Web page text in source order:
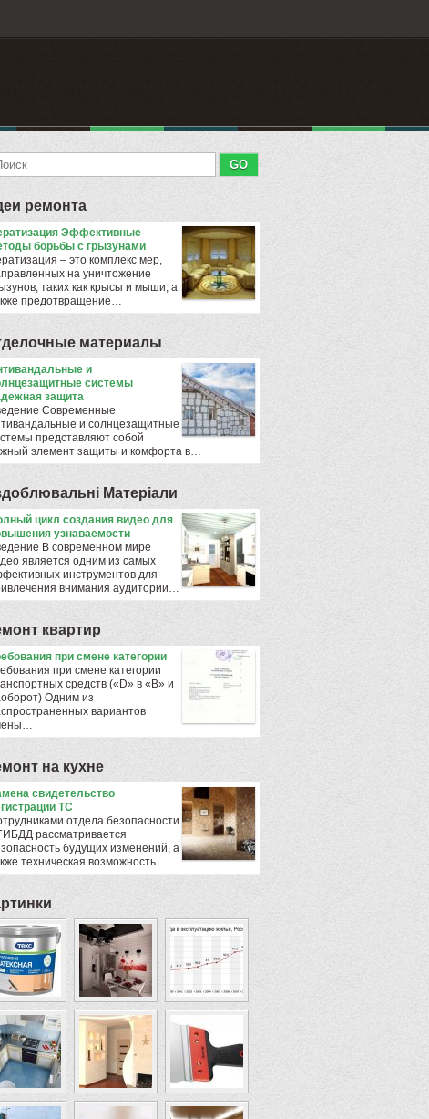
ремонта
Эффективные
борьбы с грызунами
– это комплекс мер,
на уничтожение
таких как крысы и мыши, а
предотвращение…
материалы
и
системы
защита
Современные
и солнцезащитные
представляют собой
элемент защиты и комфорта в…
Матерiали
цикл создания видео для
узнаваемости
В современном мире
является одним из самых
инструментов для
внимания аудитории…
квартир
при смене категории
при смене категории
средств («D» в «B» и
Одним из
вариантов
на кухне
свидетельство
ТС
отдела безопасности
рассматривается
будущих изменений, а
техническая возможность…